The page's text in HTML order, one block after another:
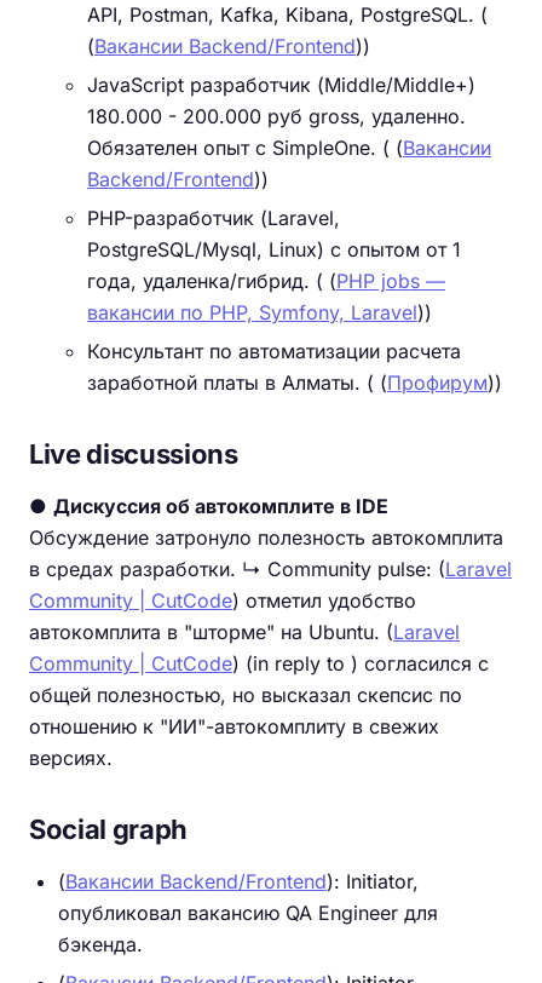
API, Postman, Kafka, Kibana, PostgreSQL. (
(Вакансии Backend/Frontend))
JavaScript разработчик (Middle/Middle+)
180.000 - 200.000 руб gross, удаленно.
Обязателен опыт с SimpleOne. ( (Вакансии
Backend/Frontend))
PHP-разработчик (Laravel,
PostgreSQL/Mysql, Linux) с опытом от 1
года, удаленка/гибрид. ( (PHP jobs —
вакансии по PHP, Symfony, Laravel))
Консультант по автоматизации расчета
заработной платы в Алматы. ( (Профирум))
Live discussions
● Дискуссия об автокомплите в IDE
Обсуждение затронуло полезность автокомплита
в средах разработки. ↳ Community pulse: (Laravel
Community | CutCode) отметил удобство
автокомплита в "шторме" на Ubuntu. (Laravel
Community | CutCode) (in reply to ) согласился с
общей полезностью, но высказал скепсис по
отношению к "ИИ"-автокомплиту в свежих
версиях.
Social graph
(Вакансии Backend/Frontend): Initiator,
опубликовал вакансию QA Engineer для
бэкенда.